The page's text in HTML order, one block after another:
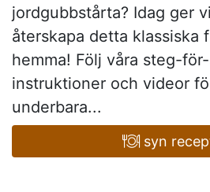
jordgubbstårta? Idag ger
återskapa detta klassiska
hemma! Följ våra steg-
instruktioner och videor
underbara...
syn